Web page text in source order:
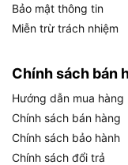
Dung tích xi-lanh
lửa
động
Bảo mật thông tin
Miễn trừ trách nhiệm
Chính sách bán
Hướng dẫn mua hàng
Chính sách bán hàng
Chính sách bảo hành
Chính sách đổi trả